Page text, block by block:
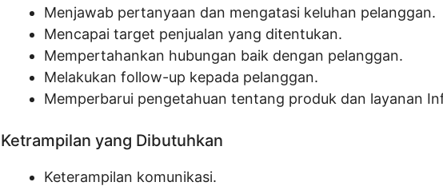
Menjawab pertanyaan dan mengatasi keluhan pelanggan.
Mencapai target penjualan yang ditentukan.
Mempertahankan hubungan baik dengan pelanggan.
Melakukan follow-up kepada pelanggan.
Memperbarui pengetahuan tentang produk dan layanan
Ketrampilan yang Dibutuhkan
Keterampilan komunikasi.